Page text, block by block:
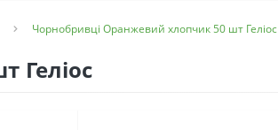
Чорнобривці Оранжевий хлопчик 50 шт Геліос
Геліос